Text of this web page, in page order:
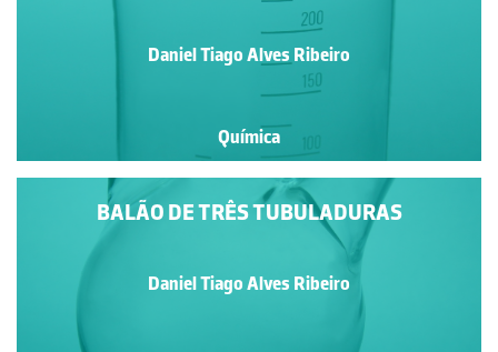
Daniel Tiago Alves Ribeiro
Química
BALÃO DE TRÊS TUBULADURAS
Daniel Tiago Alves Ribeiro